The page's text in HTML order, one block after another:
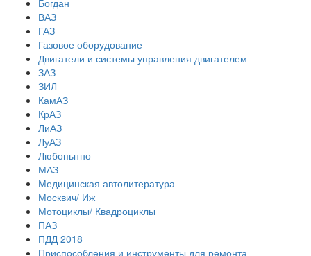
Богдан
ВАЗ
ГАЗ
Газовое оборудование
Двигатели и системы управления двигателем
ЗАЗ
ЗИЛ
КамАЗ
КрАЗ
ЛиАЗ
ЛуАЗ
Любопытно
МАЗ
Медицинская автолитература
Москвич/ Иж
Мотоциклы/ Квадроциклы
ПАЗ
ПДД 2018
Приспособления и инструменты для ремонта